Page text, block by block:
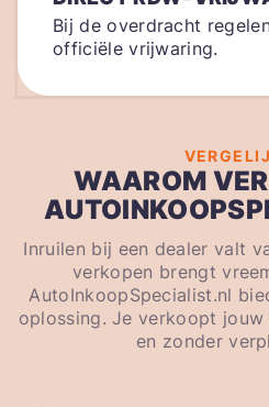
Bij de overdracht
officiële vrijwaring.
WAAROM
Inruilen bij een dealer valt
verkopen brengt
AutoInkoopSpecialist.nl
oplossing. Je verkoopt
en zonder